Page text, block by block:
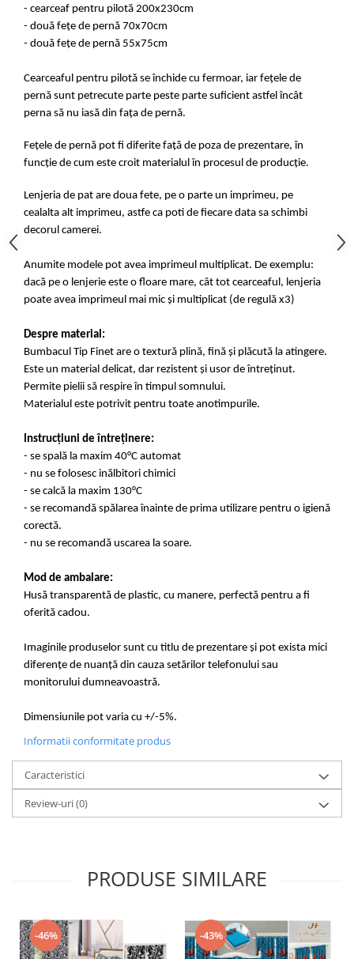
- cearceaf pentru pilotă 200x230cm
- două fețe de pernă 70x70cm
- două fețe de pernă 55x75cm
Cearceaful pentru pilotă se închide cu fermoar, iar fețele de
pernă sunt petrecute parte peste parte suficient astfel încât
perna să nu iasă din fața de pernă.
Fețele de pernă pot fi diferite față de poza de prezentare, în
funcție de cum este croit materialul în procesul de producție.
Lenjeria de pat are doua fete, pe o parte un imprimeu, pe
cealalta alt imprimeu, astfe ca poti de fiecare data sa schimbi
decorul camerei.
Anumite modele pot avea imprimeul multiplicat. De exemplu:
dacă pe o lenjerie este o floare mare, cât tot cearceaful, lenjeria
poate avea imprimeul mai mic și multiplicat (de regulă x3)
Despre material:
Bumbacul Tip Finet are o textură plină, fină și plăcută la atingere.
Este un material delicat, dar rezistent și usor de întreținut.
Permite pielii să respire în timpul somnului.
Materialul este potrivit pentru toate anotimpurile.
Instrucțiuni de întreținere:
- se spală la maxim 40°C automat
- nu se folosesc inălbitori chimici
- se calcă la maxim 130°C
- se recomandă spălarea înainte de prima utilizare pentru o igienă
corectă.
- nu se recomandă uscarea la soare.
Mod de ambalare:
Husă transparentă de plastic, cu manere, perfectă pentru a fi
oferită cadou.
Imaginile produselor sunt cu titlu de prezentare și pot exista mici
diferențe de nuanță din cauza setărilor telefonului sau
monitorului dumneavoastră.
Dimensiunile pot varia cu +/-5%.
Informatii conformitate produs
Caracteristici
Review-uri(0)
PRODUSE SIMILARE
-46% -43%